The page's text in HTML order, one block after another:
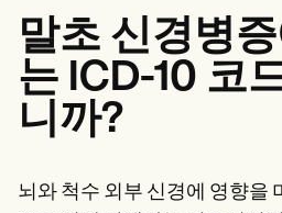
Resources
블로그
리소스 가이드
비교
앱 가이드
Procedure Codes
말초 신경병
는 ICD-10 코
니까?
뇌와 척수 외부 신경에 영향을